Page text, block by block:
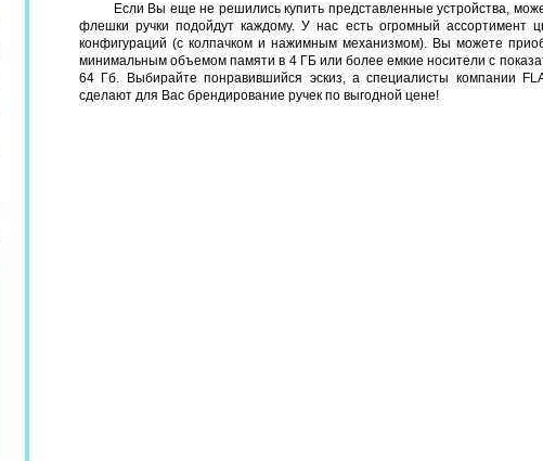
Если Вы еще не решились купить представленные устройства,
флешки ручки подойдут каждому. У нас есть огромный ассортимент
конфигураций (с колпачком и нажимным механизмом). Вы можете
минимальным объемом памяти в 4 ГБ или более емкие носители с
64 Гб. Выбирайте понравившийся эскиз, а специалисты компании
сделают для Вас брендирование ручек по выгодной цене!